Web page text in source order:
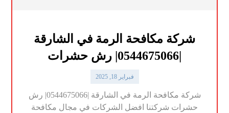
شركة مكافحة الرمة في الشارقة
فبراير 18, 2025
شركة مكافحة الرمة في الشارقة |0544675066| رش
حشرات شركتنا افضل الشركات في مجال مكافحة